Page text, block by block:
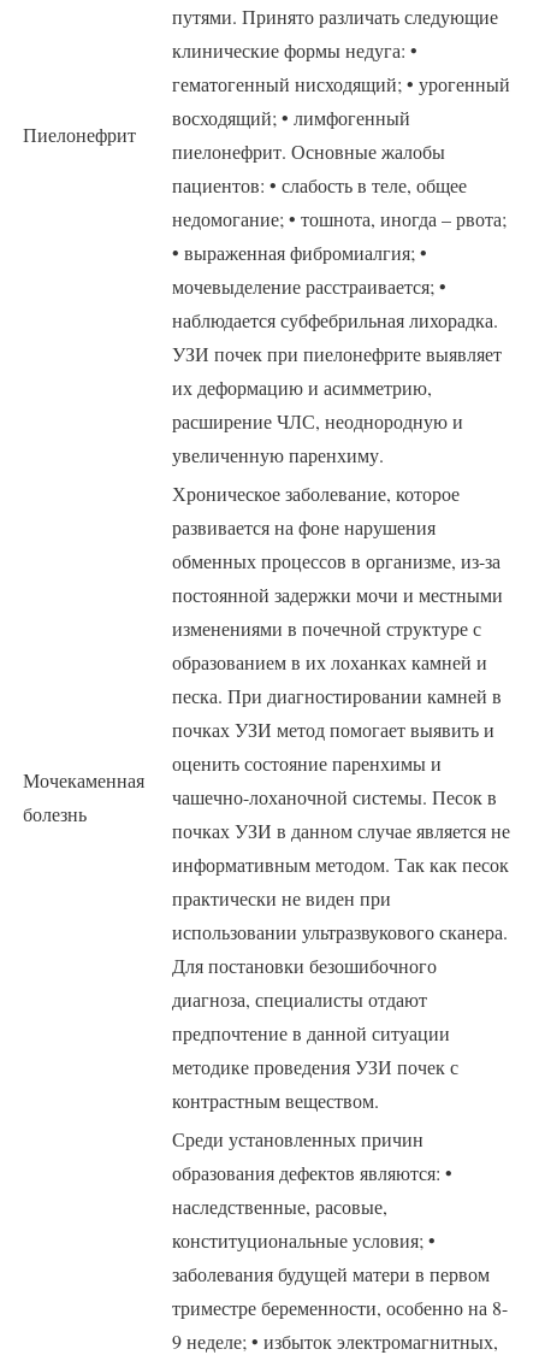
Пиелонефрит
путями. Принято различать следующие
клинические формы недуга: •
гематогенный нисходящий; • урогенный
восходящий; • лимфогенный
пиелонефрит. Основные жалобы
пациентов: • слабость в теле, общее
недомогание; • тошнота, иногда – рвота;
• выраженная фибромиалгия; •
мочевыделение расстраивается; •
наблюдается субфебрильная лихорадка.
УЗИ почек при пиелонефрите выявляет
их деформацию и асимметрию,
расширение ЧЛС, неоднородную и
увеличенную паренхиму.
Мочекаменная
болезнь
Хроническое заболевание, которое
развивается на фоне нарушения
обменных процессов в организме, из-за
постоянной задержки мочи и местными
изменениями в почечной структуре с
образованием в их лоханках камней и
песка. При диагностировании камней в
почках УЗИ метод помогает выявить и
оценить состояние паренхимы и
чашечно-лоханочной системы. Песок в
почках УЗИ в данном случае является не
информативным методом. Так как песок
практически не виден при
использовании ультразвукового сканера.
Для постановки безошибочного
диагноза, специалисты отдают
предпочтение в данной ситуации
методике проведения УЗИ почек с
контрастным веществом.
Среди установленных причин
образования дефектов являются: •
наследственные, расовые,
конституциональные условия; •
заболевания будущей матери в первом
триместре беременности, особенно на 8-
9 неделе; • избыток электромагнитных,